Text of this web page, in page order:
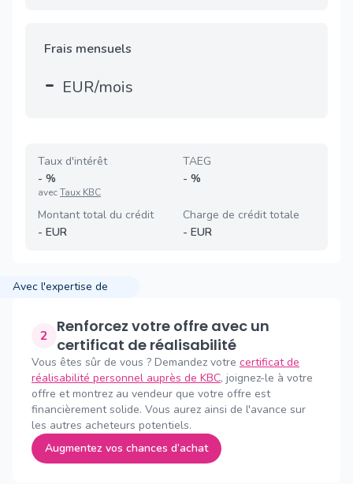
Frais mensuels
- EUR/mois
Taux d'intérêt
- %
avecTaux KBC
TAEG
- %
Montant total du crédit
- EUR
Charge de crédit totale
- EUR
Avec l'expertise de
2 Renforcez votre offre avec un
certificat de réalisabilité
Vous êtes sûr de vous ? Demandez votre certificat de
réalisabilité personnel auprès de KBC, joignez-le à votre
offre et montrez au vendeur que votre offre est
financièrement solide. Vous aurez ainsi de l'avance sur
les autres acheteurs potentiels.
Augmentez vos chances d’achat